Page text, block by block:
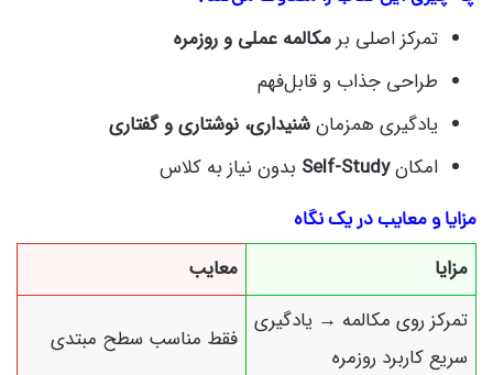
تمرکز اصلی برمکالمه عملی و روزمره
طراحی جذاب و قابل‌فهم
یادگیری همزمانشنیداری، نوشتاری و گفتاری
امکانSelf-Study بدون نیاز به کلاس
مزایا و معایب در یک نگاه
مزایا
معایب
تمرکز روی مکالمه → یادگیری
سریع کاربرد روزمره
فقط مناسب سطح مبتدی